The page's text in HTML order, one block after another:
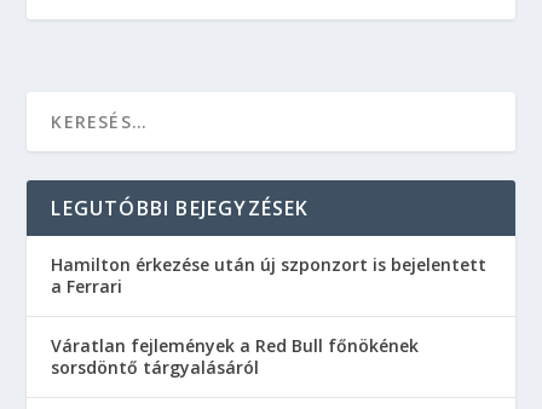
LEGUTÓBBI BEJEGYZÉSEK
Hamilton érkezése után új szponzort is bejelentett
a Ferrari
Váratlan fejlemények a Red Bull főnökének
sorsdöntő tárgyalásáról